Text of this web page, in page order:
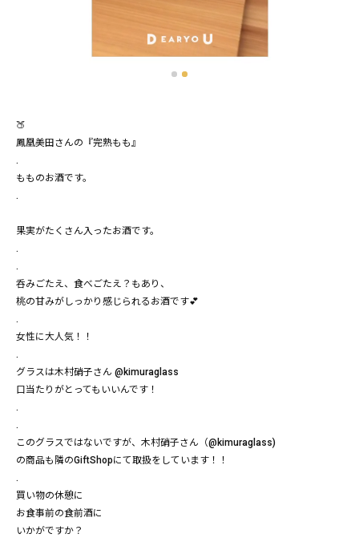
🍑
鳳凰美田さんの『完熟もも』
.
もものお酒です。
.
果実がたくさん入ったお酒です。
.
.
呑みごたえ、食べごたえ？もあり、
桃の甘みがしっかり感じられるお酒です💕
.
女性に大人気！！
.
グラスは木村硝子さん @kimuraglass
口当たりがとってもいいんです！
.
.
このグラスではないですが、木村硝子さん（@kimuraglass)
の商品も隣のGiftShopにて取扱をしています！！
.
買い物の休憩に
お食事前の食前酒に
いかがですか？